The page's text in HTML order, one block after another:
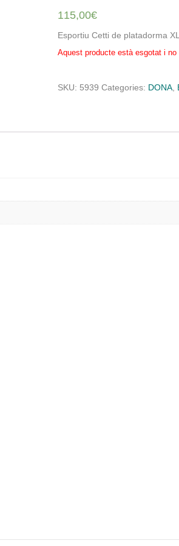
115,00€
Esportiu Cetti de platadorma
Aquest producte està esgotat i
SKU: 5939 Categories: DONA